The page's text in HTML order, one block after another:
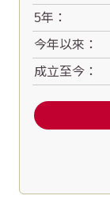
5年：
今年以來：
成立至今：